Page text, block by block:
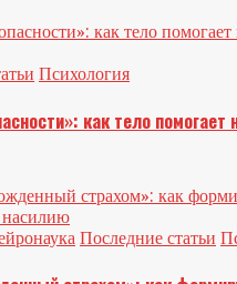
Психология
как тело помогает
Последние статьи